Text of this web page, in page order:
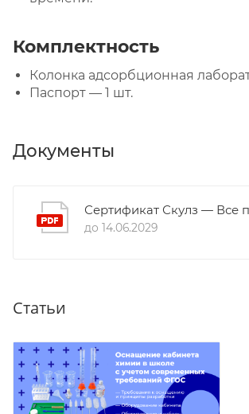
Комплектность
Колонка адсорбционная
Паспорт — 1 шт.
Документы
Сертификат Скулз — Все
до 14.06.2029
Статьи